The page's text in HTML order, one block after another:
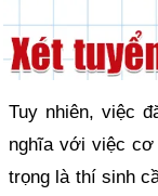
Tuy nhiên, việc
nghĩa với việc cơ
trọng là thí sinh